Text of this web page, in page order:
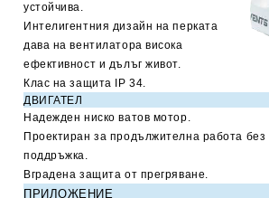
устойчива.
Интелигентния дизайн на перката
дава на вентилатора висока
ефективност и дълъг живот.
Клас на защита
IP 34.
ДВИГАТЕЛ
Надежден ниско ватов мотор.
Проектиран за продължителна работа без
поддръжка.
Вградена защита от прегряване.
ПРИЛОЖЕНИЕ